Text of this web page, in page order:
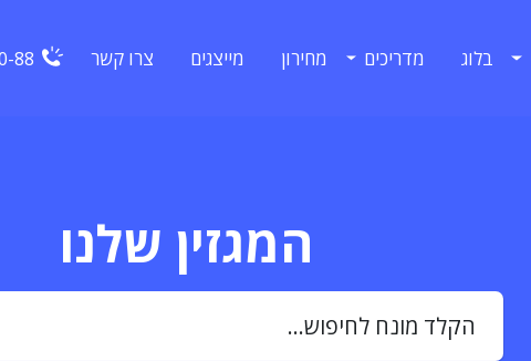
בלוג מדריכים מחירון מייצגים צרו קשר 88
המגזין שלנו